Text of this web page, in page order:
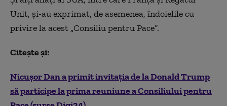
Unit, şi-au exprimat, de asemenea, îndoielile cu
privire la acest „Consiliu pentru Pace”.
Citește și:
Nicușor Dan a primit invitația de la Donald Trump
să participe la prima reuniune a Consiliului pentru